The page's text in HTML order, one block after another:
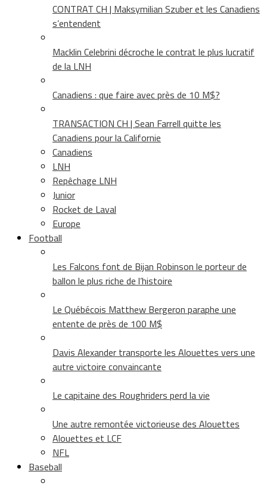
CONTRAT CH | Maksymilian Szuber et les Canadiens
s’entendent
Macklin Celebrini décroche le contrat le plus lucratif
de la LNH
Canadiens : que faire avec près de 10 M$?
TRANSACTION CH | Sean Farrell quitte les
Canadiens pour la Californie
Canadiens
LNH
Repêchage LNH
Junior
Rocket de Laval
Europe
Football
Les Falcons font de Bijan Robinson le porteur de
ballon le plus riche de l’histoire
Le Québécois Matthew Bergeron paraphe une
entente de près de 100 M$
Davis Alexander transporte les Alouettes vers une
autre victoire convaincante
Le capitaine des Roughriders perd la vie
Une autre remontée victorieuse des Alouettes
Alouettes et LCF
NFL
Baseball